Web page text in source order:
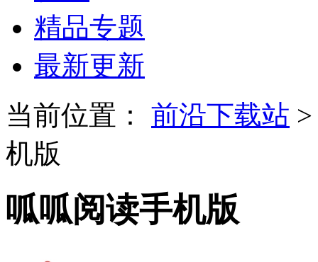
精品专题
最新更新
当前位置：
前沿下载站
机版
呱呱阅读手机版